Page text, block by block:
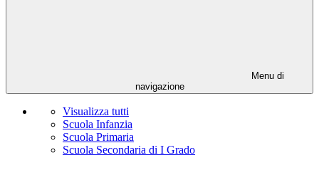
Menu di
navigazione
Visualizza tutti
Scuola Infanzia
Scuola Primaria
Scuola Secondaria di I Grado